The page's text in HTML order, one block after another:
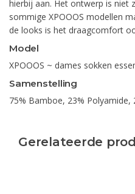
hierbij aan. Het ontwerp is niet
sommige XPOOOS modellen
de looks is het draagcomfort
Model
XPOOOS ~ dames sokken
Samenstelling
75% Bamboe, 23% Polyamide,
Gerelateerde